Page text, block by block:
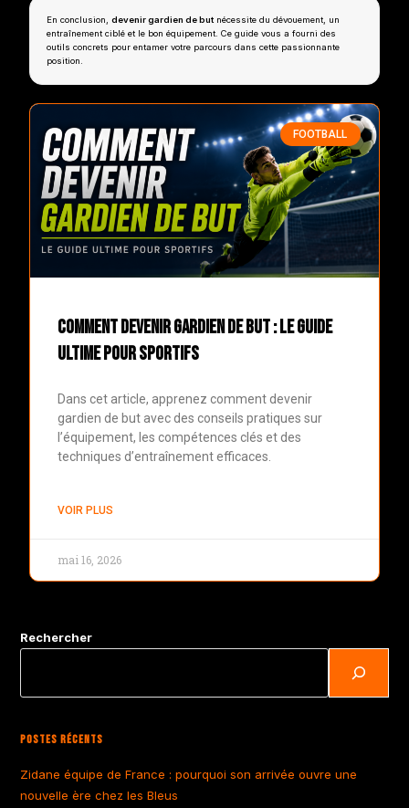
En conclusion,devenir gardien de but nécessite du dévouement, un
entraînement ciblé et le bon équipement. Ce guide vous a fourni des
outils concrets pour entamer votre parcours dans cette passionnante
position.
FOOTBALL
Comment devenir gardien de but : le guide
ultime pour sportifs
Dans cet article, apprenez comment devenir
gardien de but avec des conseils pratiques sur
l’équipement, les compétences clés et des
techniques d’entraînement efficaces.
VOIR PLUS
mai 16, 2026
Rechercher
Postes Récents
Zidane équipe de France : pourquoi son arrivée ouvre une
nouvelle ère chez les Bleus